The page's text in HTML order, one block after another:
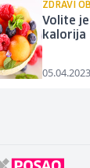
ZDRAVI
Volite
kalorija